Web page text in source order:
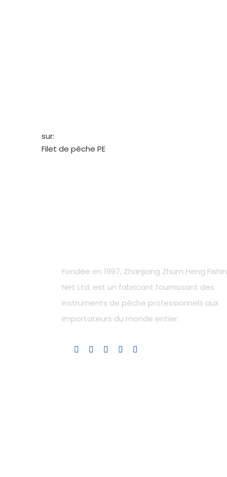
sur:
Filet de pêche PE
Fondée en 1997, Zhanjiang Zhum Heng
Net Ltd. est un fabricant fournissant des
instruments de pêche professionnels aux
importateurs du monde entier.